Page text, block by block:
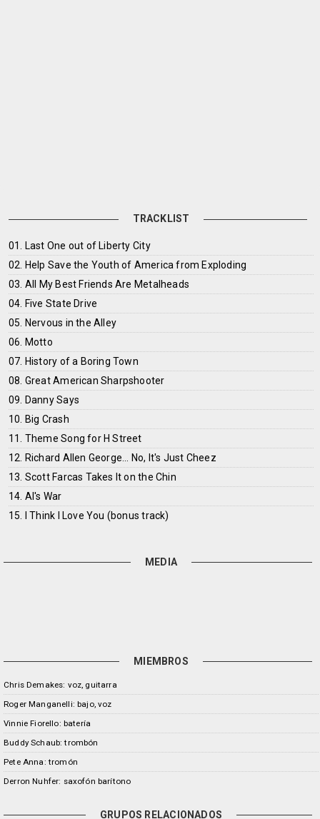
TRACKLIST
01. Last One out of Liberty City
02. Help Save the Youth of America from Exploding
03. All My Best Friends Are Metalheads
04. Five State Drive
05. Nervous in the Alley
06. Motto
07. History of a Boring Town
08. Great American Sharpshooter
09. Danny Says
10. Big Crash
11. Theme Song for H Street
12. Richard Allen George... No, It's Just Cheez
13. Scott Farcas Takes It on the Chin
14. Al's War
15. I Think I Love You (bonus track)
MEDIA
MIEMBROS
Chris Demakes: voz, guitarra
Roger Manganelli: bajo, voz
Vinnie Fiorello: batería
Buddy Schaub: trombón
Pete Anna: tromón
Derron Nuhfer: saxofón barítono
GRUPOS RELACIONADOS